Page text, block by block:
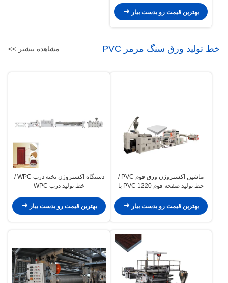
بهترین قیمت رو بدست بیار
خط توليد ورق سنگ مرمر PVC مشاهده بیشتر >>
ماشین اکستروژن ورق فوم PVC /
خط تولید صفحه فوم PVC 1220 با
بهترین قیمت رو بدست بیار
دستگاه اکستروژن تخته درب WPC /
خط تولید درب WPC
بهترین قیمت رو بدست بیار